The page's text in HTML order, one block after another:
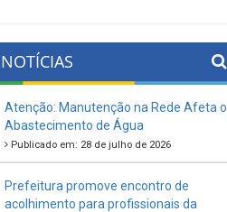
Atenção: Manutenção na Rede Afeta o
Abastecimento de Água
Publicado em: 28 de julho de 2026
Prefeitura promove encontro de
acolhimento para profissionais da